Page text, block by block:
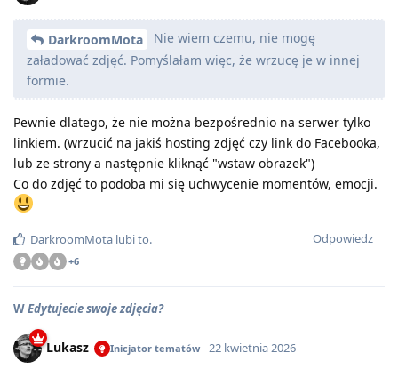
DarkroomMota
Nie wiem czemu, nie mogę
załadować zdjęć. Pomyślałam więc, że wrzucę je w innej
formie.
Pewnie dlatego, że nie można bezpośrednio na serwer tylko
linkiem. (wrzucić na jakiś hosting zdjęć czy link do Facebooka,
lub ze strony a następnie kliknąć "wstaw obrazek")
Co do zdjęć to podoba mi się uchwycenie momentów, emocji.
Odpowiedz
DarkroomMota lubi to.
+6
WEdytujecie swoje zdjęcia?
Lukasz Inicjator tematów 22 kwietnia 2026